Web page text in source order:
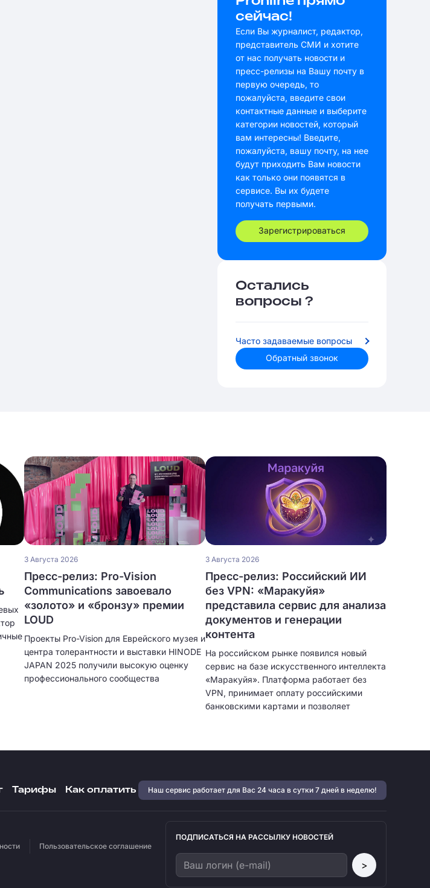
сейчас!
Если Вы журналист, редактор,
представитель СМИ и хотите
от нас получать новости и
пресс-релизы на Вашу почту в
первую очередь, то
пожалуйста, введите свои
контактные данные и выберите
категории новостей, который
вам интересны! Введите,
пожалуйста, вашу почту, на нее
будут приходить Вам новости
как только они появятся в
сервисе. Вы их будете
получать первыми.
Зарегистрироваться
Остались
вопросы ?
Часто задаваемые вопросы
Обратный звонок
3 Августа 2026
Пресс-релиз: Pro-Vision
Communications завоевало
«золото» и «бронзу» премии
LOUD
Проекты Pro-Vision для Еврейского музея и
центра толерантности и выставки HINODE
JAPAN 2025 получили высокую оценку
профессионального сообщества
3 Августа 2026
Пресс-релиз: Российский ИИ
без VPN: «Маракуйя»
представила сервис для анализа
документов и генерации
контента
На российском рынке появился новый
сервис на базе искусственного интеллекта
«Маракуйя». Платформа работает без
VPN, принимает оплату российскими
банковскими картами и позволяет
Тарифы Как оплатить Наш сервис работает для Вас 24 часа в сутки 7 дней в неделю!
Пользовательское соглашение
ПОДПИСАТЬСЯ НА РАССЫЛКУ НОВОСТЕЙ